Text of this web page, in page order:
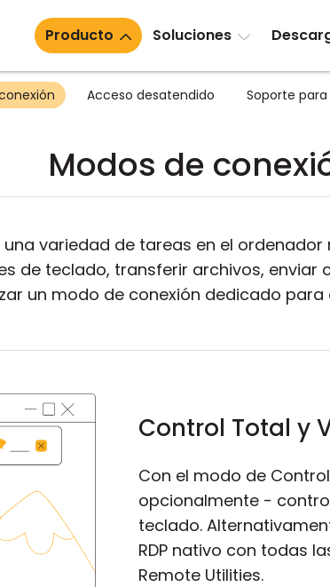
Producto Soluciones
Acceso desatendido Soporte
Modos de
una variedad de tareas en el
de teclado, transferir archivos,
un modo de conexión dedicado
Control Total y
Con el modo de
opcionalmente -
teclado.
RDP nativo con todas
Remote Utilities.